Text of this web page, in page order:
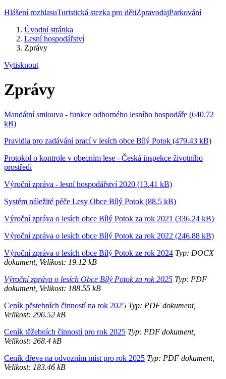
Hlášení rozhlasuTuristická stezka pro dětiZpravodajParkování
Úvodní stránka
Lesní hospodářství
Zprávy
Vytisknout
Zprávy
Mandátní smlouva - funkce odborného lesního hospodáře (640.72
kB)
Pravidla pro zadávání prací v lesích obce Bílý Potok (479.43 kB)
Protokol o kontrole v obecním lese - Česká inspekce životního
prostředí
Výroční zpráva - lesní hospodářství 2020 (13.41 kB)
Systém náležité péče Lesy Obce Bílý Potok (88.5 kB)
Výroční zpráva o lesích obce Bílý Potok za rok 2021 (336.24 kB)
Výroční zpráva o lesích obce Bílý Potok za rok 2022 (246.88 kB)
Výroční zpráva o lesích obce Bílý Potok ze rok 2024 Typ: DOCX
dokument, Velikost: 19.12 kB
Výroční zpráva o lesích Obce Bílý Potok za rok 2025 Typ: PDF
dokument, Velikost: 188.55 kB
Ceník pěstebních činností na rok 2025 Typ: PDF dokument,
Velikost: 296.52 kB
Ceník těžebních činností pro rok 2025 Typ: PDF dokument,
Velikost: 268.4 kB
Ceník dřeva na odvozním míst pro rok 2025 Typ: PDF dokument,
Velikost: 183.46 kB